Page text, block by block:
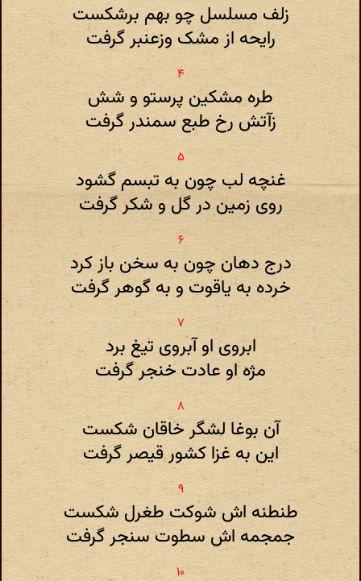
زلف مسلسل چو بهم برشکست
رایحه از مشک وزعنبر گرفت
طره مشکین پرستو و شش
زآتش رخ طبع سمندر گرفت
غنچه لب چون به تبسم گشود
روی زمین در گل و شکر گرفت
درج دهان چون به سخن باز کرد
خرده به یاقوت و به گوهر گرفت
ابروی او آبروی تیغ برد
مژه او عادت خنجر گرفت
آن بوغا لشگر خاقان شکست
این به غزا کشور قیصر گرفت
طنطنه اش شوکت طغرل شکست
جمجمه اش سطوت سنجر گرفت